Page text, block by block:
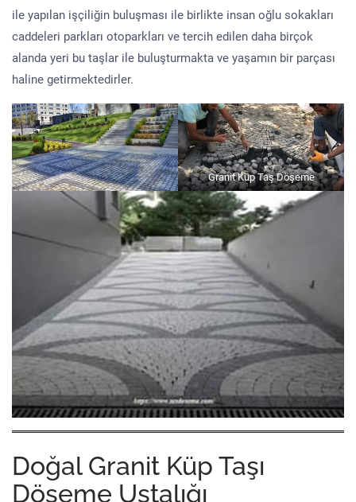
ile yapılan işçiliğin buluşması ile birlikte insan oğlu sokakları
caddeleri parkları otoparkları ve tercih edilen daha birçok
alanda yeri bu taşlar ile buluşturmakta ve yaşamın bir parçası
haline getirmektedirler.
Granit Küp Taş Döşeme
Doğal Granit Küp Taşı
Döşeme Ustalığı